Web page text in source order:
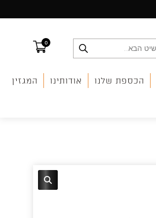
0
הכספת שלנו אודותינו המגזין